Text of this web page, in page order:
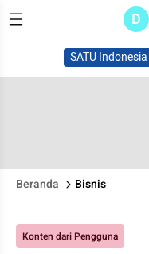
D
SATU
Beranda Bisnis
Konten dari Pengguna